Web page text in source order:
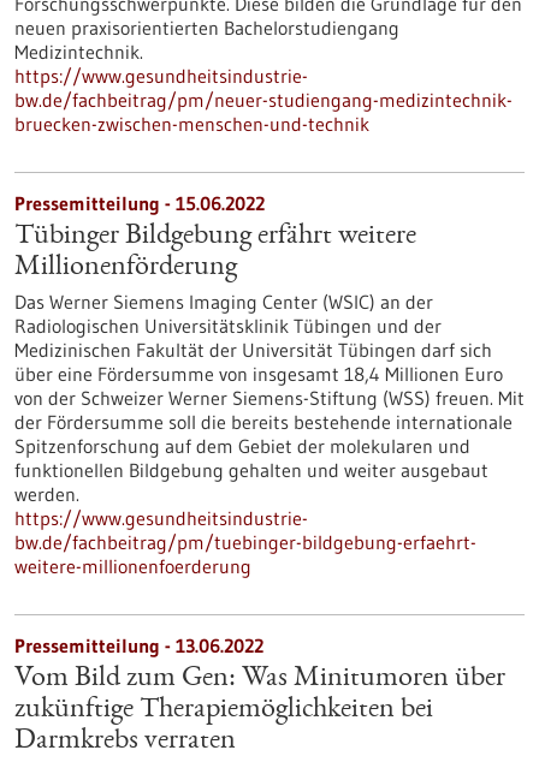
neuen praxisorientierten Bachelorstudiengang
Medizintechnik.
https://www.gesundheitsindustrie-
bw.de/fachbeitrag/pm/neuer-studiengang-medizintechnik-
bruecken-zwischen-menschen-und-technik
Pressemitteilung - 15.06.2022
Tübinger Bildgebung erfährt weitere
Millionenförderung
Das Werner Siemens Imaging Center (WSIC) an der
Radiologischen Universitätsklinik Tübingen und der
Medizinischen Fakultät der Universität Tübingen darf sich
über eine Fördersumme von insgesamt 18,4 Millionen Euro
von der Schweizer Werner Siemens-Stiftung (WSS) freuen. Mit
der Fördersumme soll die bereits bestehende internationale
Spitzenforschung auf dem Gebiet der molekularen und
funktionellen Bildgebung gehalten und weiter ausgebaut
werden.
https://www.gesundheitsindustrie-
bw.de/fachbeitrag/pm/tuebinger-bildgebung-erfaehrt-
weitere-millionenfoerderung
Pressemitteilung - 13.06.2022
Vom Bild zum Gen: Was Minitumoren über
zukünftige Therapiemöglichkeiten bei
Darmkrebs verraten